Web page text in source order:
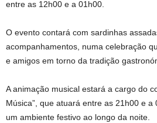
entre as 12h00 e a 01h00.
O evento contará com sardinhas
acompanhamentos, numa celebração
e amigos em torno da tradição
A animação musical estará a cargo do
Música”, que atuará entre as 21h00 e
um ambiente festivo ao longo da noite.